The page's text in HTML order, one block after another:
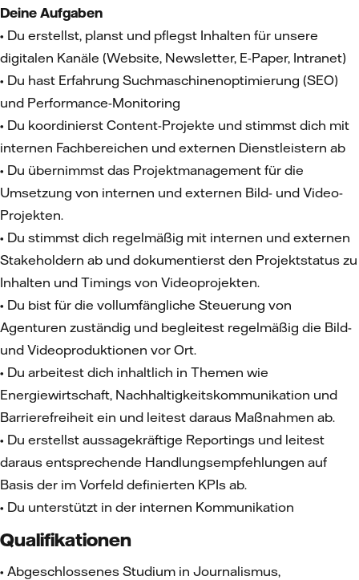
Deine Aufgaben
• Du erstellst, planst und pflegst Inhalten für unsere
digitalen Kanäle (Website, Newsletter, E-Paper, Intranet)
• Du hast Erfahrung Suchmaschinenoptimierung (SEO)
und Performance-Monitoring
• Du koordinierst Content-Projekte und stimmst dich mit
internen Fachbereichen und externen Dienstleistern ab
• Du übernimmst das Projektmanagement für die
Umsetzung von internen und externen Bild- und Video-
Projekten.
• Du stimmst dich regelmäßig mit internen und externen
Stakeholdern ab und dokumentierst den Projektstatus zu
Inhalten und Timings von Videoprojekten.
• Du bist für die vollumfängliche Steuerung von
Agenturen zuständig und begleitest regelmäßig die Bild-
und Videoproduktionen vor Ort.
• Du arbeitest dich inhaltlich in Themen wie
Energiewirtschaft, Nachhaltigkeitskommunikation und
Barrierefreiheit ein und leitest daraus Maßnahmen ab.
• Du erstellst aussagekräftige Reportings und leitest
daraus entsprechende Handlungsempfehlungen auf
Basis der im Vorfeld definierten KPIs ab.
• Du unterstützt in der internen Kommunikation
Qualifikationen
• Abgeschlossenes Studium in Journalismus,